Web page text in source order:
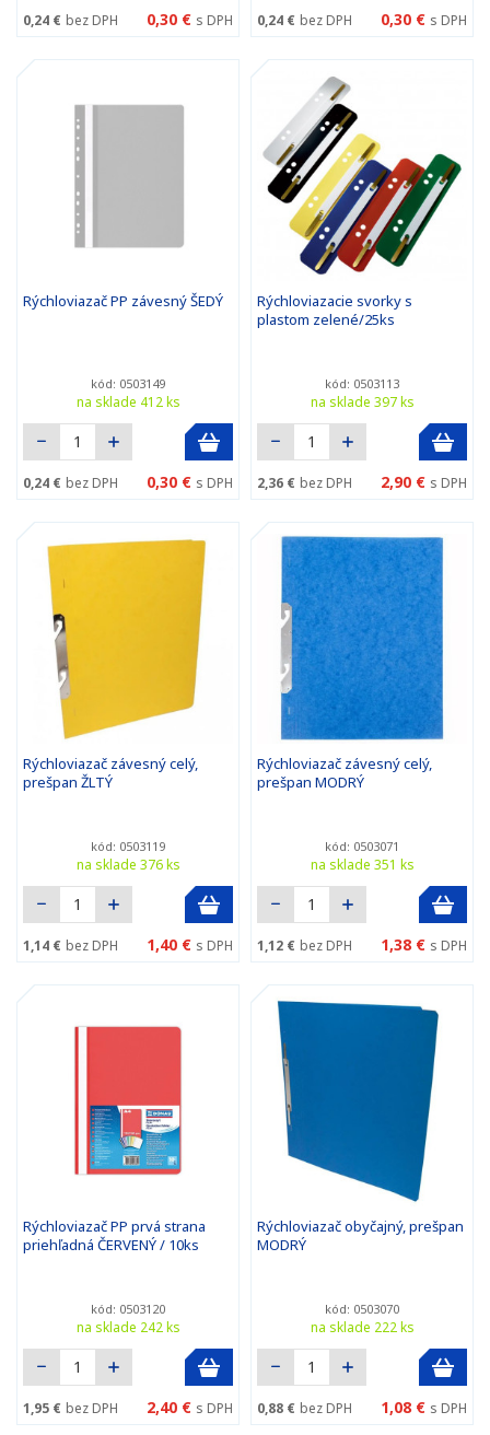
0,24 € bez DPH 0,30 € s DPH 0,24 € bez DPH 0,30 € s DPH
Rýchloviazač PP závesný ŠEDÝ
kód: 0503149
na sklade 412 ks
0,24 € bez DPH 0,30 € s DPH
Rýchloviazacie svorky s
plastom zelené/25ks
kód: 0503113
na sklade 397 ks
2,36 € bez DPH 2,90 € s DPH
Rýchloviazač závesný celý,
prešpan ŽLTÝ
kód: 0503119
na sklade 376 ks
1,14 € bez DPH 1,40 € s DPH
Rýchloviazač závesný celý,
prešpan MODRÝ
kód: 0503071
na sklade 351 ks
1,12 € bez DPH 1,38 € s DPH
Rýchloviazač PP prvá strana
priehľadná ČERVENÝ / 10ks
kód: 0503120
na sklade 242 ks
1,95 € bez DPH 2,40 € s DPH
Rýchloviazač obyčajný, prešpan
MODRÝ
kód: 0503070
na sklade 222 ks
0,88 € bez DPH 1,08 € s DPH